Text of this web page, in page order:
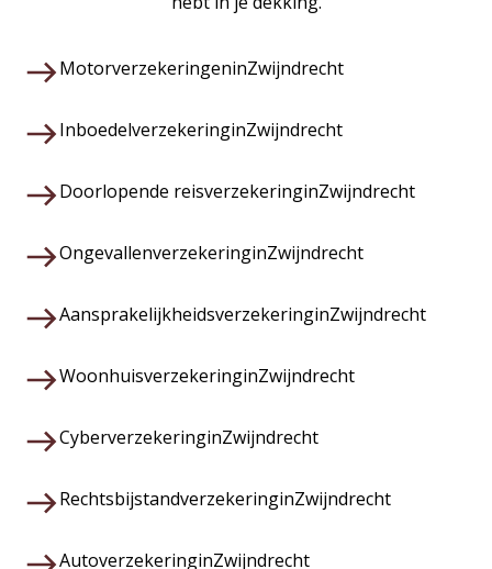
MotorverzekeringeninZwijndrecht
InboedelverzekeringinZwijndrecht
Doorlopende reisverzekeringinZwijndrecht
OngevallenverzekeringinZwijndrecht
AansprakelijkheidsverzekeringinZwijndrecht
WoonhuisverzekeringinZwijndrecht
CyberverzekeringinZwijndrecht
RechtsbijstandverzekeringinZwijndrecht
AutoverzekeringinZwijndrecht